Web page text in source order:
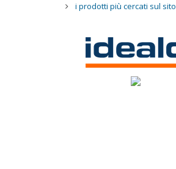
i prodotti più cercati sul sito